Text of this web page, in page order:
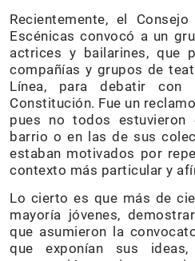
Recientemente, el
Escénicas convocó a un
actrices y bailarines, que
compañías y grupos de
Línea, para debatir
Constitución. Fue un
pues no todos estuvieron
barrio o en las de sus
estaban motivados por
contexto más particular y
Lo cierto es que más de
mayoría jóvenes,
que asumieron la
que exponían sus